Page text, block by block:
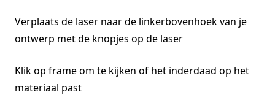
Verplaats de laser naar de linkerbovenhoek van je
ontwerp met de knopjes op de laser
Klik op frame om te kijken of het inderdaad op het
materiaal past